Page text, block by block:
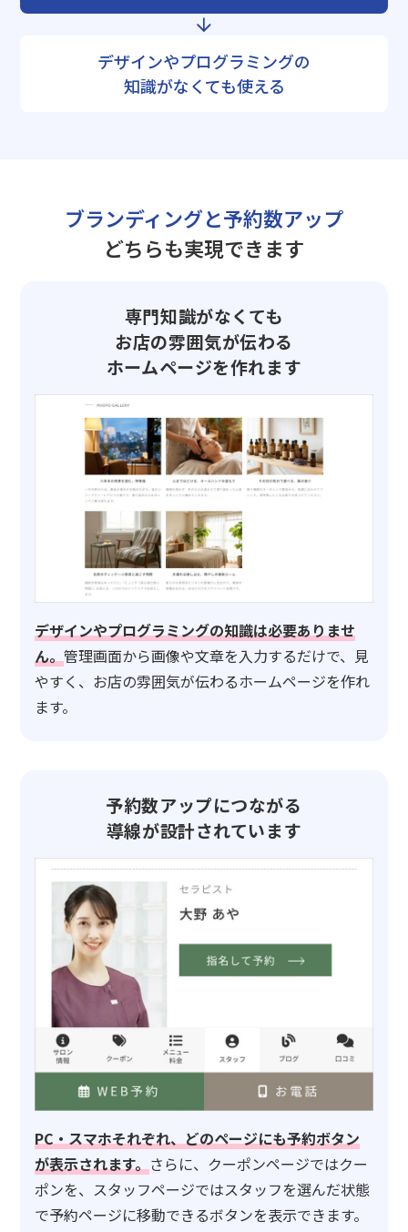
デザインやプログラミングの
知識がなくても使える
ブランディングと予約数アップ
どちらも実現できます
専門知識がなくても
お店の雰囲気が伝わる
ホームページを作れます
デザインやプログラミングの知識は必要ありませ
ん。管理画面から画像や文章を入力するだけで、見
やすく、お店の雰囲気が伝わるホームページを作れ
ます。
予約数アップにつながる
導線が設計されています
PC・スマホそれぞれ、どのページにも予約ボタン
が表示されます。さらに、クーポンページではクー
ポンを、スタッフページではスタッフを選んだ状態
で予約ページに移動できるボタンを表示できます。